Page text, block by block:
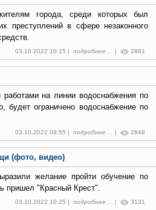
города, среди которых был
преступлений в сфере незаконного
03.10.2022 10:15 | подробнее ... | 2881
на линии водоснабжения по
будет ограничено водоснабжение по
03.10.2022 09:55 | подробнее ... | 2849
(фото, видео)
желание пройти обучение по
пришел "Красный Крест".
03.10.2022 10:25 | подробнее ... | 3131